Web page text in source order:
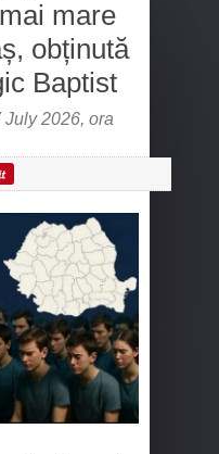
mare
obținută
Baptist
2026, ora